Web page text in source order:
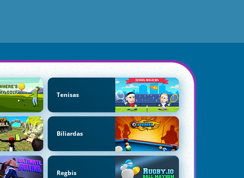
Tenisas
Biliardas
Regbis